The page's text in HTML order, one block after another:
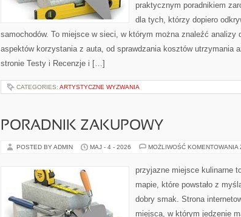
praktycznym poradnikiem
dla tych, którzy dopiero
samochodów. To miejsce w sieci, w którym można znaleźć analizy
aspektów korzystania z auta, od sprawdzania kosztów utrzymania
stronie Testy i Recenzje i […]
CATEGORIES: ARTYSTYCZNE WYZWANIA
PORADNIK ZAKUPOWY
POSTED BY ADMIN MAJ - 4 - 2026 MOŻLIWOŚĆ KOMENTOWANIA
przyjazne miejsce kulinarne
mapie, które powstało z
dobry smak. Strona
miejsca, w którym jedzenie